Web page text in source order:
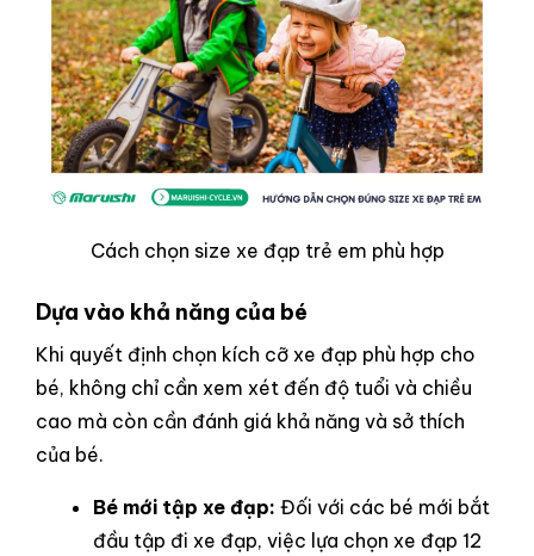
Cách chọn size xe đạp trẻ em phù hợp
Dựa vào khả năng của bé
Khi quyết định chọn kích cỡ xe đạp phù hợp cho
bé, không chỉ cần xem xét đến độ tuổi và chiều
cao mà còn cần đánh giá khả năng và sở thích
của bé.
Bé mới tập xe đạp: Đối với các bé mới bắt
đầu tập đi xe đạp, việc lựa chọn xe đạp 12